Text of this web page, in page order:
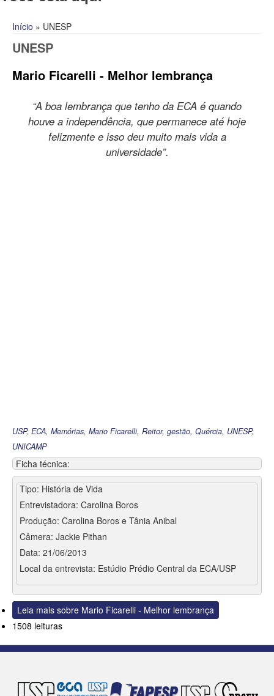
Início » UNESP
UNESP
Mario Ficarelli - Melhor lembrança
“A boa lembrança que tenho da ECA é quando
houve a independência, que permanece até hoje
felizmente e isso deu muito mais vida a
universidade”.
USP, ECA, Memórias, Mario Ficarelli, Reitor, gestão, Quércia, UNESP,
UNICAMP
Ficha técnica:
Tipo: História de Vida
Entrevistadora: Carolina Boros
Produção: Carolina Boros e Tânia Anibal
Câmera: Jackie Pithan
Data: 21/06/2013
Local da entrevista: Estúdio Prédio Central da ECA/USP
Leia mais sobre Mario Ficarelli - Melhor lembrança
1508 leituras